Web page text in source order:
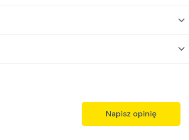
Napisz opinię